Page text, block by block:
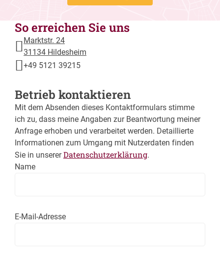
So erreichen Sie uns
Marktstr. 24
31134 Hildesheim
+49 5121 39215
Betrieb kontaktieren
Mit dem Absenden dieses Kontaktformulars stimme
ich zu, dass meine Angaben zur Beantwortung meiner
Anfrage erhoben und verarbeitet werden. Detaillierte
Informationen zum Umgang mit Nutzerdaten finden
Sie in unsererDatenschutzerklärung.
Name
E-Mail-Adresse